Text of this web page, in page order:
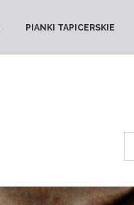
PIANKI TAPICERSKIE